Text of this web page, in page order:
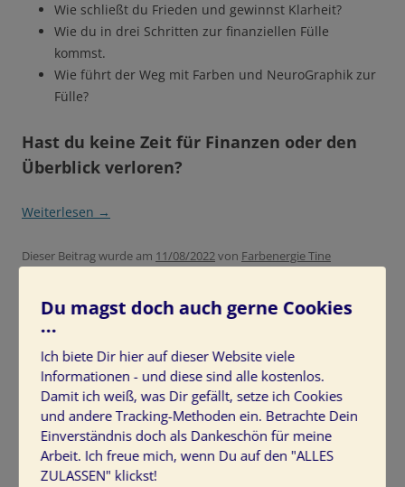
Wie schließt du Frieden und gewinnst Klarheit?
Wie du in drei Schritten zur finanziellen Fülle
kommst.
Wie führt der Weg mit Farben und NeuroGraphik zur
Fülle?
Hast du keine Zeit für Finanzen oder den
Überblick verloren?
Weiterlesen →
Dieser Beitrag wurde am 11/08/2022von Farbenergie Tine
veröffentlicht. Schlagworte:
Kreativität Mut,Neue
Powerfrau Verantwortung
Neue Denkmuster für Fülle und Wohlstand
Schreibe eine Antwort
Du magst doch auch gerne Cookies
...
Ich biete Dir hier auf dieser Website viele
Informationen - und diese sind alle kostenlos.
Damit ich weiß, was Dir gefällt, setze ich Cookies
und andere Tracking-Methoden ein. Betrachte Dein
Einverständnis doch als Dankeschön für meine
Arbeit. Ich freue mich, wenn Du auf den "ALLES
ZULASSEN" klickst!